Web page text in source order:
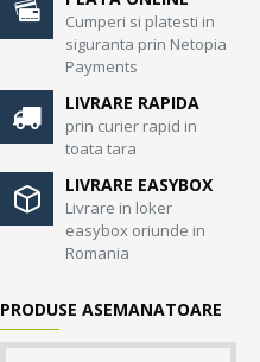
Cumperi si platesti in
siguranta prin Netopia
Payments
LIVRARE RAPIDA
prin curier rapid in
toata tara
LIVRARE EASYBOX
Livrare in loker
easybox oriunde in
Romania
PRODUSE ASEMANATOARE